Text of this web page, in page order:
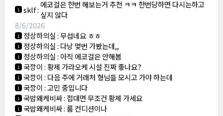
1 sklf: 에코걸은 한번 해보는거 추천 ㅋㅋ 한번당하면 다시는하고
싶지 않다
8/6/2026
1 정상하의실:무섭네요 ㅎㅎ
1 정상하의실: 다낭 몇번 가봤는데,,
1 정상하의실: 아직 에코걸은 안해봄
1 국깡이:황제 가라오케 시설 진짜 좋나요?
1 국깡이: 다음 주에 거래처 형님들 모시고 가야 하는데
1 국깡이:고민 중입니다
1 국밥왜케비싸: 접대면 무조건 황제 가세요
1 국밥왜케비싸:룸 컨디션이나